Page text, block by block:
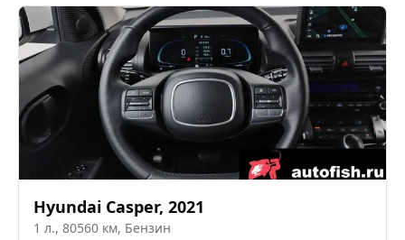
Hyundai Casper, 2021
1 л., 80560 км, Бензин